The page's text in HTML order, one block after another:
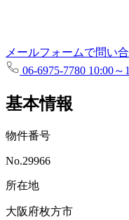
メールフォームで問い
06-6975-7780 10:00～
基本情報
物件番号
No.29966
所在地
大阪府枚方市